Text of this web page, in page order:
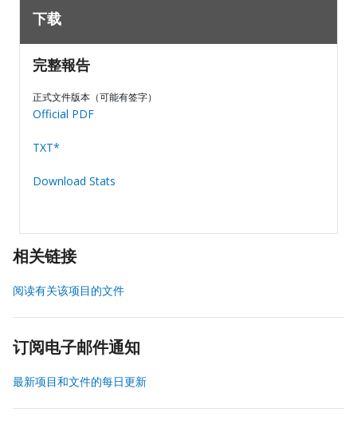
下载
完整報告
正式文件版本（可能有签字）
Official PDF
TXT*
Download Stats
相关链接
阅读有关该项目的文件
订阅电子邮件通知
最新项目和文件的每日更新